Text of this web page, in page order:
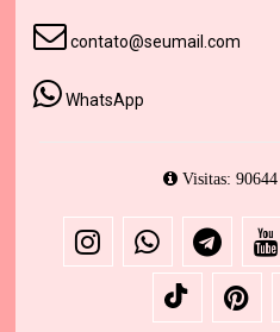
contato@seumail.com
WhatsApp
Visitas: 90644|